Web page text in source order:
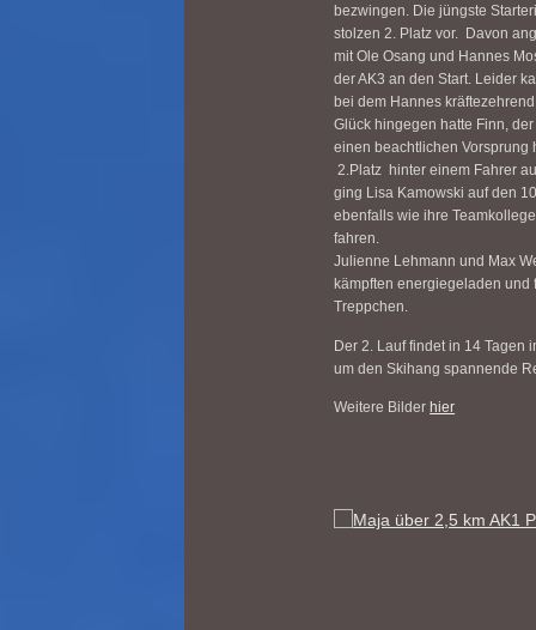
bezwingen. Die jüngste
stolzen 2. Platz vor. Davon
mit Ole Osang und Hannes
der AK3 an den Start. Leider
bei dem Hannes
Glück hingegen hatte Finn,
einen beachtlichen
2.Platz hinter einem Fahrer
ging Lisa Kamowski auf den
ebenfalls wie ihre
fahren.
Julienne Lehmann und Max
kämpften energiegeladen
Treppchen.
Der 2. Lauf findet in 14 Tagen
um den Skihang spannende
Weitere Bilderhier